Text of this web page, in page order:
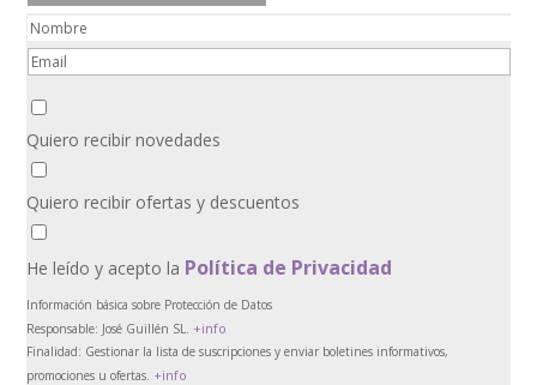
Quiero recibir novedades
Quiero recibir ofertas y descuentos
He leído y acepto la Política de Privacidad
Información básica sobre Protección de Datos
Responsable: José Guillén SL. +info
Finalidad: Gestionar la lista de suscripciones y enviar boletines informativos,
promociones u ofertas. +info